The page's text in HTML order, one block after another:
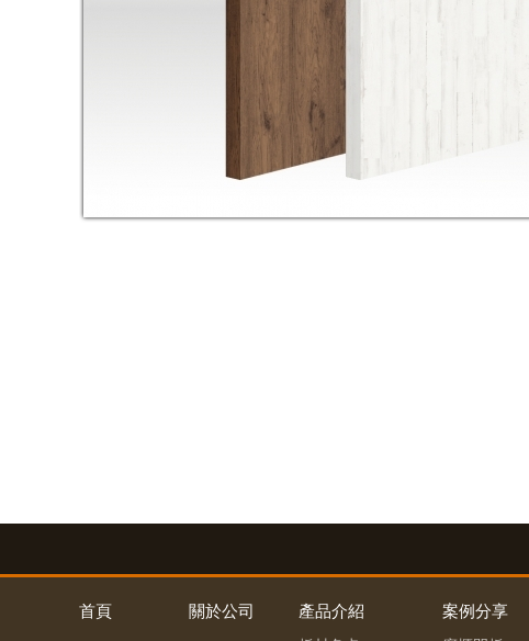
首頁 關於公司 產品介紹 案例分享